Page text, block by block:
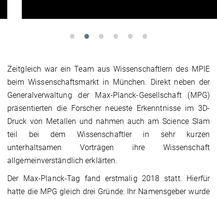
Zeitgleich war ein Team aus Wissenschaftlern des MPIE
beim Wissenschaftsmarkt in München. Direkt neben der
Generalverwaltung der Max-Planck-Gesellschaft (MPG)
präsentierten die Forscher neueste Erkenntnisse im 3D-
Druck von Metallen und nahmen auch am Science Slam
teil bei dem Wissenschaftler in sehr kurzen
unterhaltsamen Vorträgen ihre Wissenschaft
allgemeinverständlich erklärten.
Der Max-Planck-Tag fand erstmalig 2018 statt. Hierfür
hatte die MPG gleich drei Gründe: Ihr Namensgeber wurde